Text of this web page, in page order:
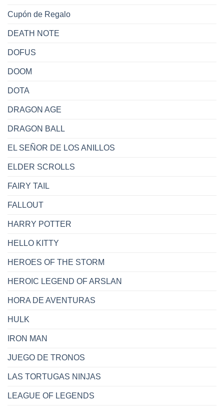
Cupón de Regalo
DEATH NOTE
DOFUS
DOOM
DOTA
DRAGON AGE
DRAGON BALL
EL SEÑOR DE LOS ANILLOS
ELDER SCROLLS
FAIRY TAIL
FALLOUT
HARRY POTTER
HELLO KITTY
HEROES OF THE STORM
HEROIC LEGEND OF ARSLAN
HORA DE AVENTURAS
HULK
IRON MAN
JUEGO DE TRONOS
LAS TORTUGAS NINJAS
LEAGUE OF LEGENDS